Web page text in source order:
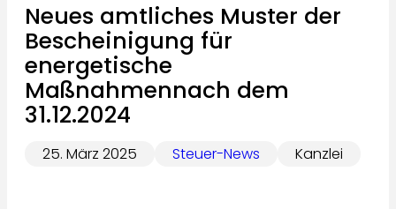
Neues amtliches Muster der
Bescheinigung für
energetische
Maßnahmennach dem
31.12.2024
25. März 2025 Steuer-News Kanzlei